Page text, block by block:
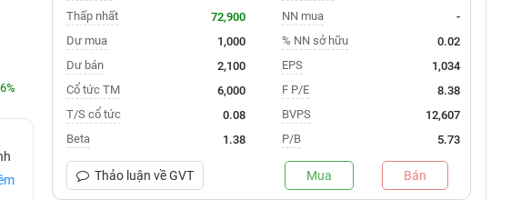
Thấp nhất
72,900
Dư mua
1,000
Dư bán
2,100
Cổ tức TM
6,000
T/S cổ tức
0.08
Beta
1.38
NN mua
-
% NN sở hữu
0.02
EPS
1,034
F P/E
8.38
BVPS
12,607
P/B
5.73
Thảo luận vềGVT Mua Bán